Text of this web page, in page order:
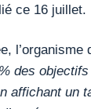
ce 16 juillet.
des
affichant un